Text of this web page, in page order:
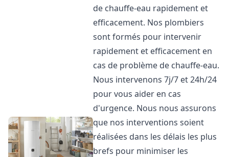
de chauffe-eau rapidement et
efficacement. Nos plombiers
sont formés pour intervenir
rapidement et efficacement en
cas de problème de chauffe-eau.
Nous intervenons 7j/7 et 24h/24
pour vous aider en cas
d'urgence. Nous nous assurons
que nos interventions soient
réalisées dans les délais les plus
brefs pour minimiser les